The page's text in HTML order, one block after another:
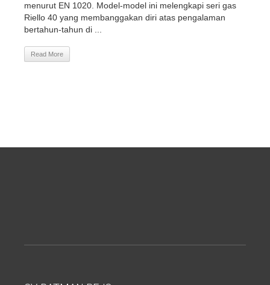
menurut EN 1020. Model-model ini melengkapi seri gas
Riello 40 yang membanggakan diri atas pengalaman
bertahun-tahun di ...
Read More